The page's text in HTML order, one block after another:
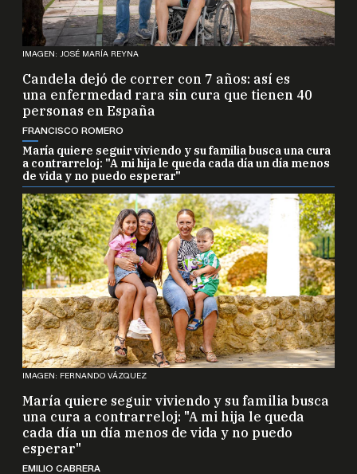
IMAGEN: JOSÉ MARÍA REYNA
Candela dejó de correr con 7 años: así es
una enfermedad rara sin cura que tienen 40
personas en España
FRANCISCO ROMERO
María quiere seguir viviendo y su familia busca una cura
a contrarreloj: "A mi hija le queda cada día un día menos
de vida y no puedo esperar"
IMAGEN: FERNANDO VÁZQUEZ
María quiere seguir viviendo y su familia busca
una cura a contrarreloj: "A mi hija le queda
cada día un día menos de vida y no puedo
esperar"
EMILIO CABRERA